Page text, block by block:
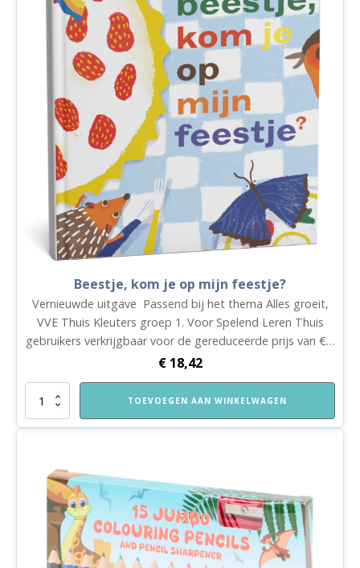
Beestje, kom je op mijn feestje?
Vernieuwde uitgave Passend bij het thema Alles groeit,
VVE Thuis Kleuters groep 1. Voor Spelend Leren Thuis
gebruikers verkrijgbaar voor de gereduceerde prijs van €…
€18,42
Beestje,
je
feestje?
aantal
TOEVOEGEN AAN WINKELWAGEN